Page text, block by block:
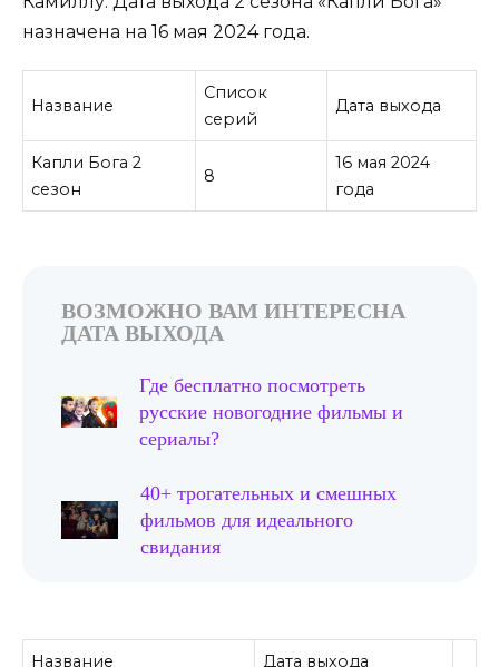
назначена на 16 мая 2024 года.
Название
Список
серий
Дата выхода
Капли Бога 2
сезон
8
16 мая 2024
года
ВОЗМОЖНО ВАМ ИНТЕРЕСНА
ДАТА ВЫХОДА
Где бесплатно посмотреть
русские новогодние фильмы и
сериалы?
40+ трогательных и смешных
фильмов для идеального
свидания
Название Дата выхода